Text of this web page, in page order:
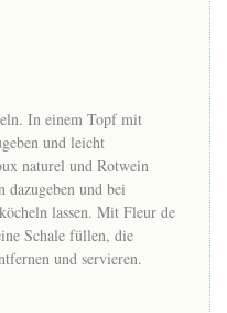
In einem Topf mit
und leicht
naturel und Rotwein
dazugeben und bei
lassen. Mit Fleur de
Schale füllen, die
und servieren.